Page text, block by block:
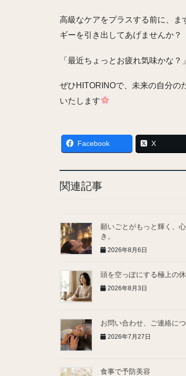
高級なケアをプラスする前に、
ギーを引き出してあげませんか？
「最近ちょっとお疲れ気味かな
ぜひHITORINOで、未来の自分の
いたします
Facebook X
関連記事
願いごとがもっと輝く、
き。
2026年8月6日
頭を空っぽにする極上の
2026年8月3日
お問い合わせ、ご連絡に
2026年7月27日
食事で予防美容